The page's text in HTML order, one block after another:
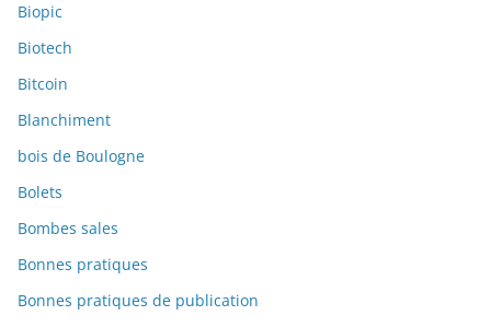
Biopic
Biotech
Bitcoin
Blanchiment
bois de Boulogne
Bolets
Bombes sales
Bonnes pratiques
Bonnes pratiques de publication